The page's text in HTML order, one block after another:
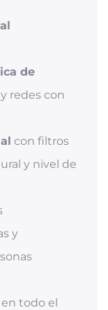
de
redes con
con filtros
y nivel de
y
todo el